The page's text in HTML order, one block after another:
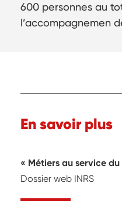
600 personnes au
l’accompagnemen
En savoir plus
« Métiers au service
Dossier web INRS